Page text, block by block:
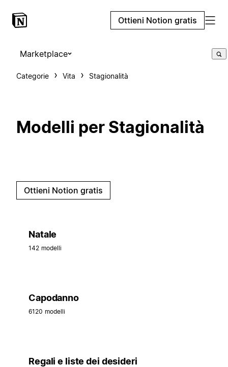
Ottieni Notion gratis
Marketplace
Categorie Vita Stagionalità
Modelli per Stagionalità
Ottieni Notion gratis
Natale
142 modelli
Capodanno
6120 modelli
Regali e liste dei desideri